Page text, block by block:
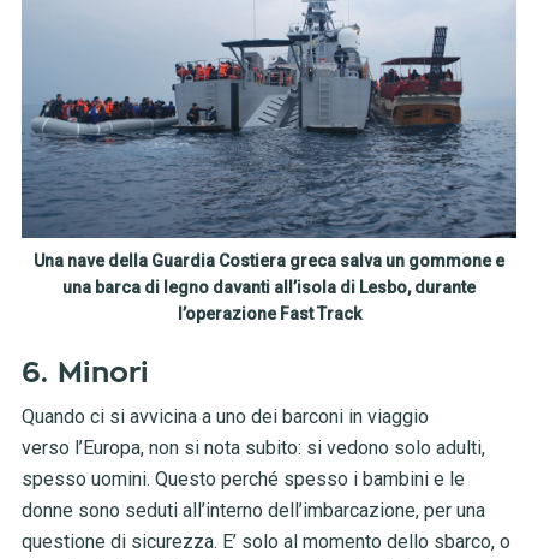
Una nave della Guardia Costiera greca salva un gommone e
una barca di legno davanti all’isola di Lesbo, durante
l’operazione Fast Track
6. Minori
Quando ci si avvicina a uno dei barconi in viaggio
verso l’Europa, non si nota subito: si vedono solo adulti,
spesso uomini. Questo perché spesso i bambini e le
donne sono seduti all’interno dell’imbarcazione, per una
questione di sicurezza. E’ solo al momento dello sbarco, o